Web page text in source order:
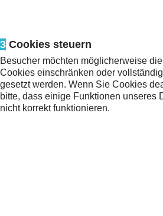
3 Cookies steuern
Besucher möchten möglicherweise
Cookies einschränken oder
gesetzt werden. Wenn Sie Cookies
bitte, dass einige Funktionen unseres
nicht korrekt funktionieren.